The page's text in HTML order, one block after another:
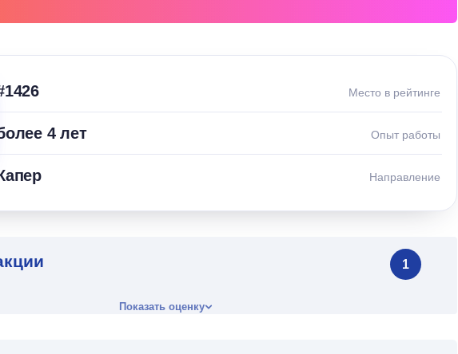
Место в рейтинге
4 лет Опыт работы
Направление
1
Показать оценку